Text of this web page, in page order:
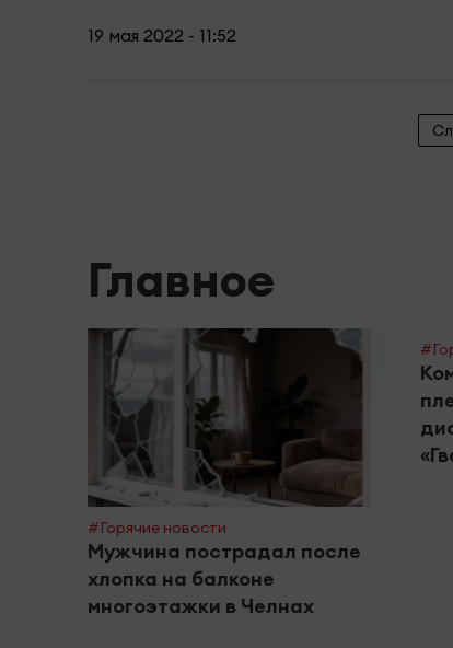
19 мая 2022 - 11:52
Главное
#Горячие новости
Мужчина пострадал после
хлопка на балконе
многоэтажки в Челнах